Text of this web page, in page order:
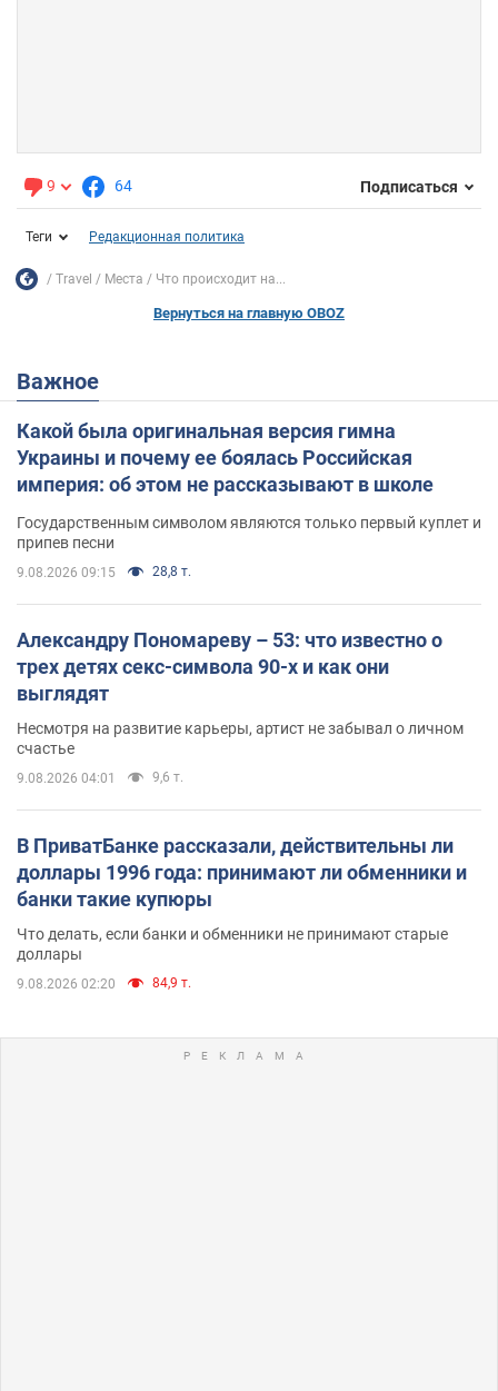
9 64 Подписаться
Теги Редакционная политика
Travel Места Что происходит на...
Вернуться на главную OBOZ
Важное
Какой была оригинальная версия гимна
Украины и почему ее боялась Российская
империя: об этом не рассказывают в школе
Государственным символом являются только первый куплет и
припев песни
9.08.2026 09:15 28,8 т.
Александру Пономареву – 53: что известно о
трех детях секс-символа 90-х и как они
выглядят
Несмотря на развитие карьеры, артист не забывал о личном
счастье
9.08.2026 04:01 9,6 т.
В ПриватБанке рассказали, действительны ли
доллары 1996 года: принимают ли обменники и
банки такие купюры
Что делать, если банки и обменники не принимают старые
доллары
9.08.2026 02:20 84,9 т.